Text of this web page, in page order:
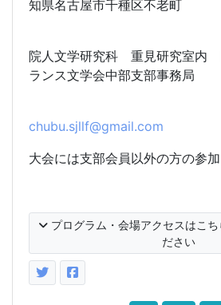
知県名古屋市千種区不老町
院人文学研究科 重見研究室内
ランス文学会中部支部事務局
E-
chubu.sjllf@gmail.com
大会には支部会員以外の方の参加
プログラム・会場アクセスはこち
ださい